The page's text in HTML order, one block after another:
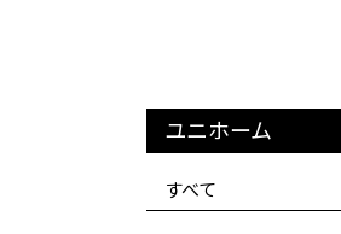
ユニホーム
すべて